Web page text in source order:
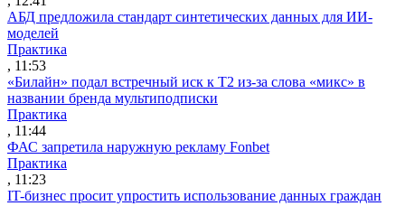
АБД предложила стандарт синтетических данных для ИИ-
моделей
Практика
, 11:53
«Билайн» подал встречный иск к Т2 из-за слова «микс» в
названии бренда мультиподписки
Практика
, 11:44
ФАС запретила наружную рекламу Fonbet
Практика
, 11:23
IT-бизнес просит упростить использование данных граждан